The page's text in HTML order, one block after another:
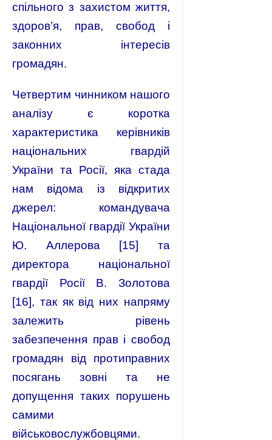
спільного з захистом життя,
здоров’я, прав, свобод і
законних інтересів
громадян.
Четвертим чинником нашого
аналізу є коротка
характеристика керівників
національних гвардій
України та Росії, яка стада
нам відома із відкритих
джерел: командувача
Національної гвардії України
Ю. Аллерова [15] та
директора національної
гвардії Росії В. Золотова
[16], так як від них напряму
залежить рівень
забезпечення прав і свобод
громадян від протиправних
посягань зовні та не
допущення таких порушень
самими
військовослужбовцями.